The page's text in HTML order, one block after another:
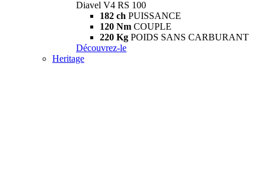
Diavel V4 RS 100
182 ch PUISSANCE
120 Nm COUPLE
220 Kg POIDS SANS CARBURANT
Découvrez-le
Heritage